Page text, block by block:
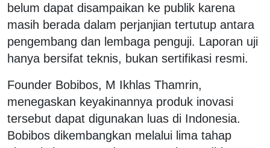
belum dapat disampaikan ke publik karena
masih berada dalam perjanjian tertutup antara
pengembang dan lembaga penguji. Laporan uji
hanya bersifat teknis, bukan sertifikasi resmi.
Founder Bobibos, M Ikhlas Thamrin,
menegaskan keyakinannya produk inovasi
tersebut dapat digunakan luas di Indonesia.
Bobibos dikembangkan melalui lima tahap